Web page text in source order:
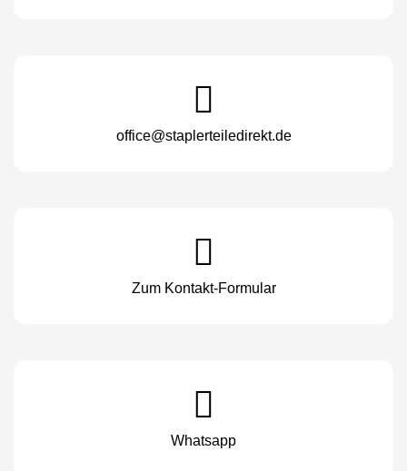
office@staplerteiledirekt.de
Zum Kontakt-Formular
Whatsapp